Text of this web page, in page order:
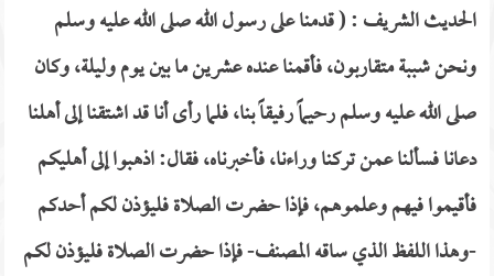
الحديث الشريف : ( قدمنا على رسول الله صلى الله عليه وسلم
ونحن شببة متقاربون، فأقمنا عنده عشرين ما بين يوم وليلة، وكان
صلى الله عليه وسلم رحيماً رفيقاً بنا، فلما رأى أنا قد اشتقنا إلى أهلنا
دعانا فسألنا عمن تركنا وراءنا، فأخبرناه، فقال: اذهبوا إلى أهليكم
فأقيموا فيهم وعلموهم، فإذا حضرت الصلاة فليؤذن لكم أحدكم
-وهذا اللفظ الذي ساقه المصنف- فإذا حضرت الصلاة فليؤذن لكم